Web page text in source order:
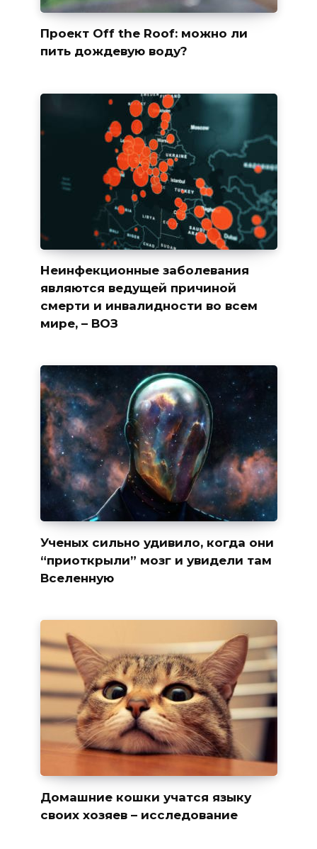
Проект Off the Roof: можно ли
пить дождевую воду?
Неинфекционные заболевания
являются ведущей причиной
смерти и инвалидности во всем
мире, – ВОЗ
Ученых сильно удивило, когда они
“приоткрыли” мозг и увидели там
Вселенную
Домашние кошки учатся языку
своих хозяев – исследование